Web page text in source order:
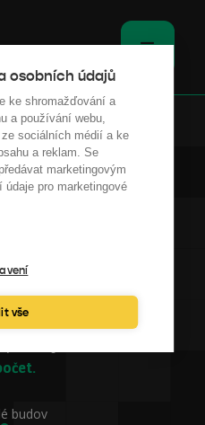
osobních údajů
ke shromažďování a
a používání webu,
sociálních médií a ke
a reklam. Se
marketingovým
údaje pro marketingové
vše
budov